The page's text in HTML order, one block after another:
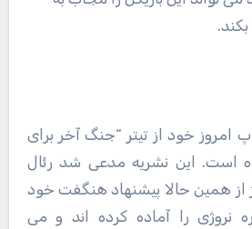
بکند.
امروز خود از تیتر “جنگ آخر برای
است. این نشریه مدعی شد رئال
از همین حالا پیشنهاد هنگفت خود
نروژی را آماده کرده اند و می